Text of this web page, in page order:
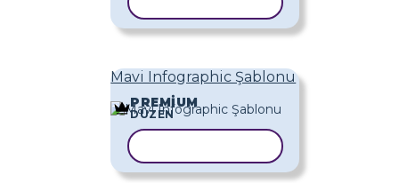
Mavi Infographic Şablonu
PREMIUM
DÜZEN